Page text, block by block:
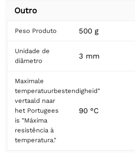
Outro
Peso Produto 500 g
Unidade de
diâmetro
3 mm
Maximale
temperatuurbestendigheid"
vertaald naar
het Portugees
is "Máxima
resistência à
temperatura."
90 °C